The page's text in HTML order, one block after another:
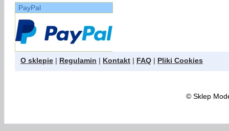
PayPal
O sklepie | Regulamin | Kontakt | FAQ | Pliki Cookies
©Sklep